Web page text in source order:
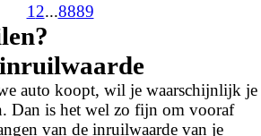
1 2...8889
auto koopt, wil je waarschijnlijk je
Dan is het wel zo fijn om vooraf
van de inruilwaarde van je